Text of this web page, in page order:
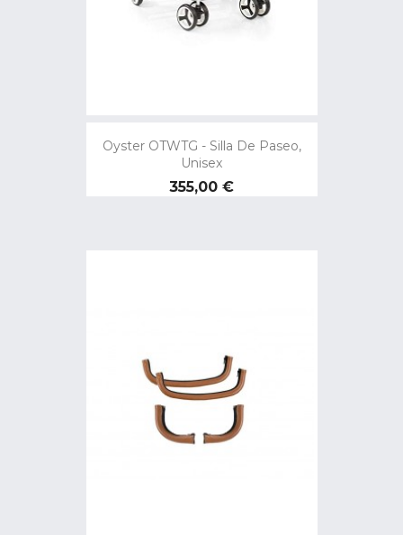
Oyster OTWTG - Silla De Paseo,
Unisex
Precio
355,00 €